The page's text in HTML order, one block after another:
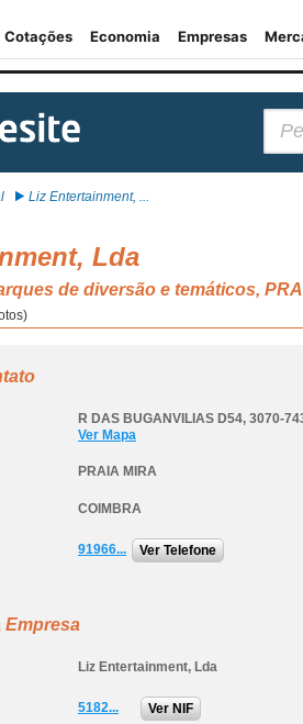
Liz Entertainment, ...
Lda
de diversão e temáticos,
R DAS BUGANVILIAS D54, 3070-
Ver Mapa
PRAIA MIRA
COIMBRA
91966... Ver Telefone
Empresa
Liz Entertainment, Lda
5182... Ver NIF